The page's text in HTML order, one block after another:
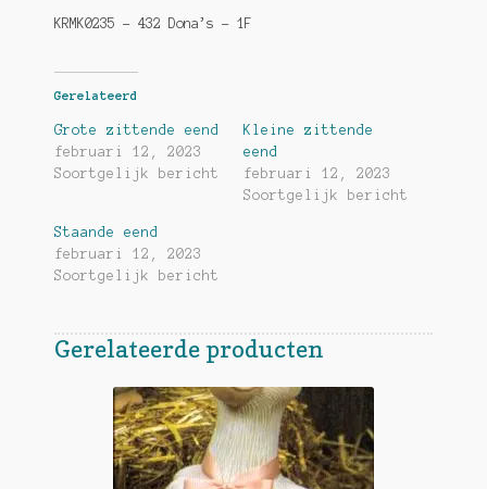
KRMK0235 – 432 Dona’s – 1F
Gerelateerd
Grote zittende eend
februari 12, 2023
Soortgelijk bericht
Kleine zittende
eend
februari 12, 2023
Soortgelijk bericht
Staande eend
februari 12, 2023
Soortgelijk bericht
Gerelateerde producten